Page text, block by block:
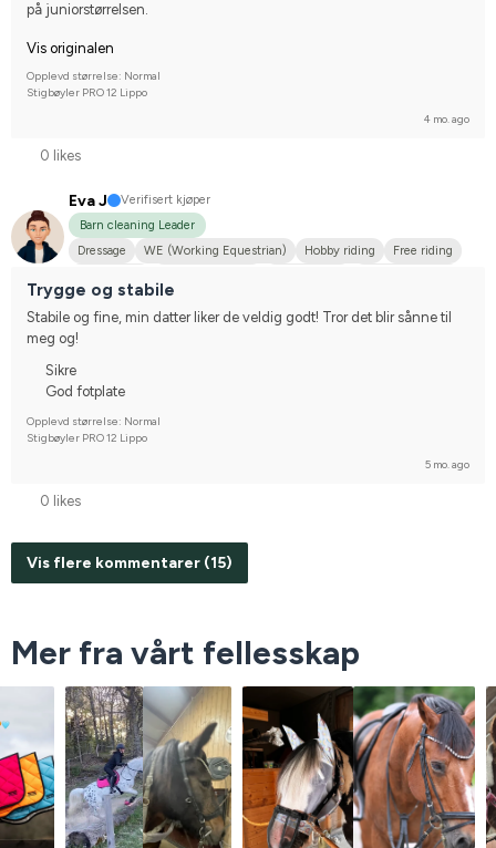
på juniorstørrelsen.
Vis originalen
Opplevd størrelse: Normal
Stigbøyler PRO 12 Lippo
4 mo. ago
0 likes
Eva J
Verifisert kjøper
Barn cleaning Leader
Dressage
WE (Working Equestrian) Hobby riding
Free riding
I do not compete
Trygge og stabile
Stabile og fine, min datter liker de veldig godt! Tror det blir sånne til
meg og!
Sikre
God fotplate
Opplevd størrelse: Normal
Stigbøyler PRO 12 Lippo
5 mo. ago
0 likes
Vis flere kommentarer (15)
Mer fra vårt fellesskap